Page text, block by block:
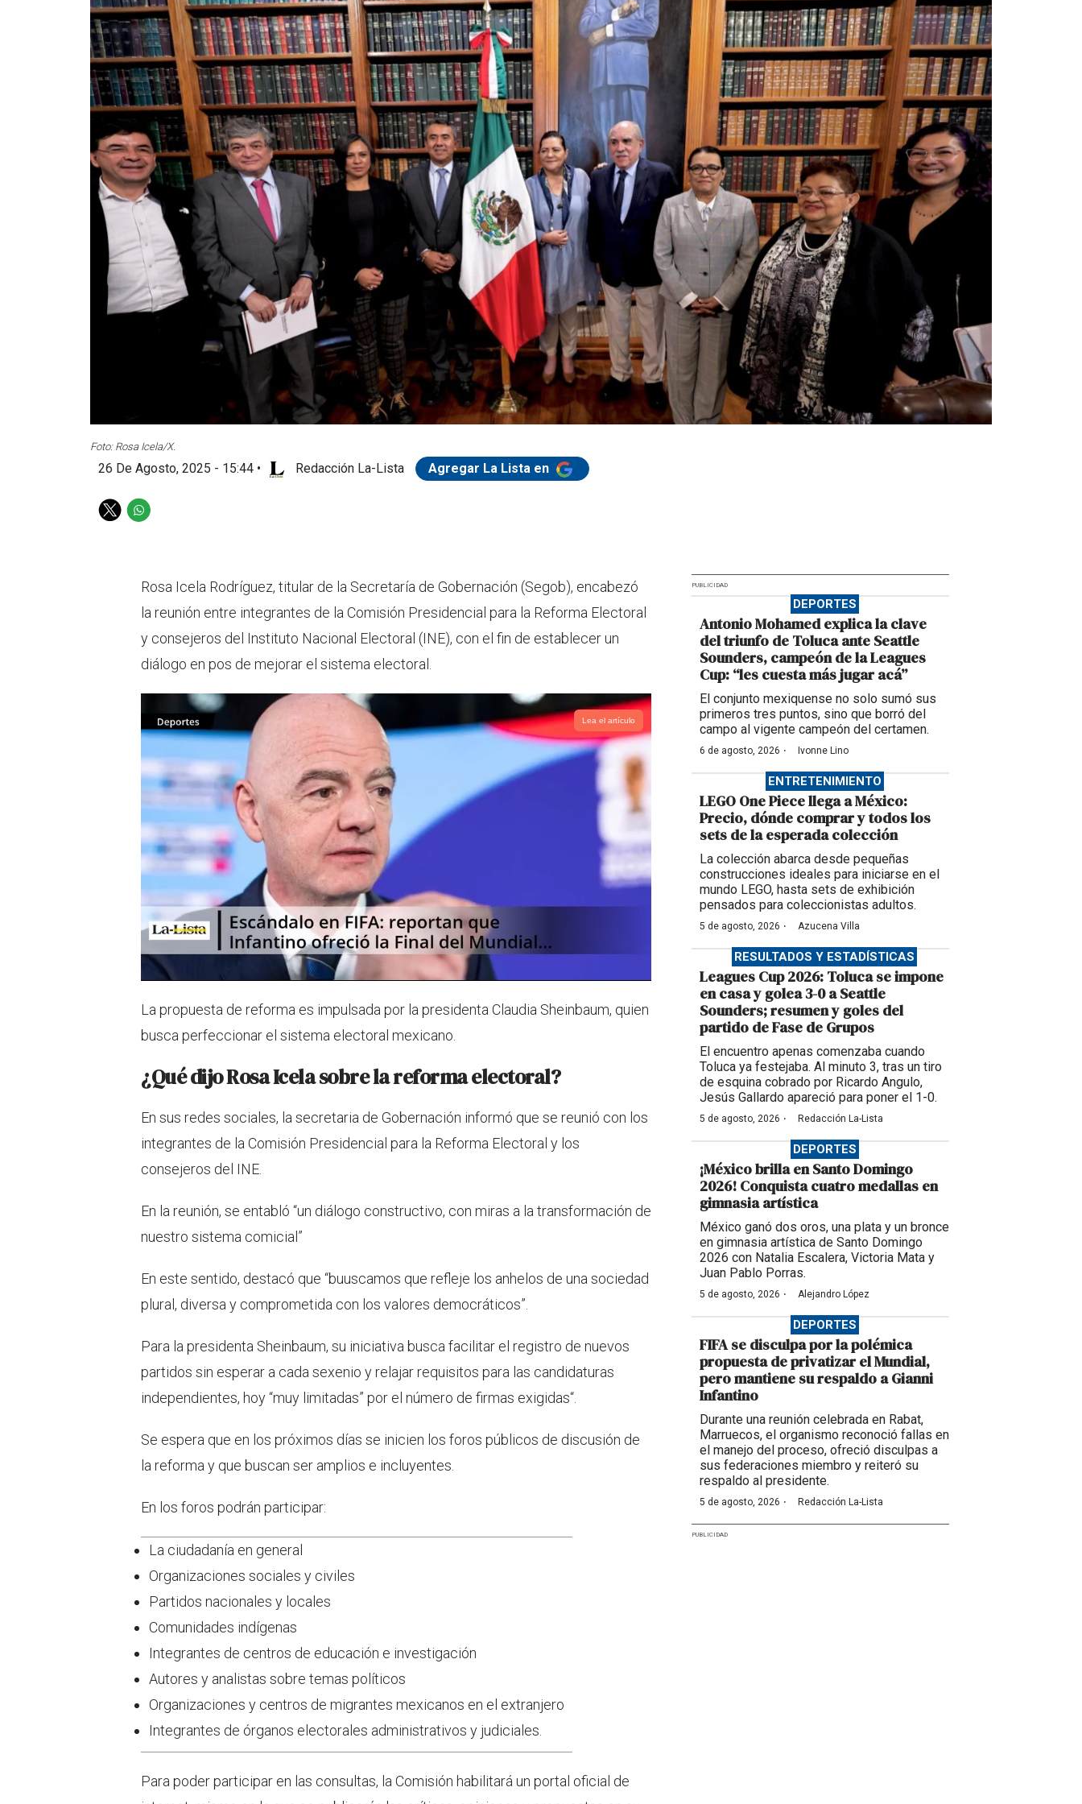
Foto: Rosa Icela/X.
26 De Agosto, 2025 - 15:44 • Redacción La-Lista Agregar La Lista en
T
W
s
p
p
Rosa Icela Rodríguez, titular de la Secretaría de Gobernación (Segob), encabezó
la reunión entre integrantes de la Comisión Presidencial para la Reforma Electoral
y consejeros del Instituto Nacional Electoral (INE), con el fin de establecer un
diálogo en pos de mejorar el sistema electoral.
Lea el artículo
La propuesta de reforma es impulsada por la presidenta Claudia Sheinbaum, quien
busca perfeccionar el sistema electoral mexicano.
¿Qué dijo Rosa Icela sobre la reforma electoral?
En sus redes sociales, la secretaria de Gobernación informó que se reunió con los
integrantes de la Comisión Presidencial para la Reforma Electoral y los
consejeros del INE.
En la reunión, se entabló “un diálogo constructivo, con miras a la transformación de
nuestro sistema comicial”
En este sentido, destacó que “buuscamos que refleje los anhelos de una sociedad
plural, diversa y comprometida con los valores democráticos”.
Para la presidenta Sheinbaum, su iniciativa busca facilitar el registro de nuevos
partidos sin esperar a cada sexenio y relajar requisitos para las candidaturas
independientes, hoy “muy limitadas” por el número de firmas exigidas“.
Se espera que en los próximos días se inicien los foros públicos de discusión de
la reforma y que buscan ser amplios e incluyentes.
En los foros podrán participar:
La ciudadanía en general
Organizaciones sociales y civiles
Partidos nacionales y locales
Comunidades indígenas
Integrantes de centros de educación e investigación
Autores y analistas sobre temas políticos
Organizaciones y centros de migrantes mexicanos en el extranjero
Integrantes de órganos electorales administrativos y judiciales.
Para poder participar en las consultas, la Comisión habilitará un portal oficial de
PUBLICIDAD
DEPORTES
Antonio Mohamed explica la clave
del triunfo de Toluca ante Seattle
Sounders, campeón de la Leagues
Cup: “les cuesta más jugar acá”
El conjunto mexiquense no solo sumó sus
primeros tres puntos, sino que borró del
campo al vigente campeón del certamen.
6 de agosto, 2026 · Ivonne Lino
ENTRETENIMIENTO
LEGO One Piece llega a México:
Precio, dónde comprar y todos los
sets de la esperada colección
La colección abarca desde pequeñas
construcciones ideales para iniciarse en el
mundo LEGO, hasta sets de exhibición
pensados para coleccionistas adultos.
5 de agosto, 2026 · Azucena Villa
RESULTADOS Y ESTADÍSTICAS
Leagues Cup 2026: Toluca se impone
en casa y golea 3-0 a Seattle
Sounders; resumen y goles del
partido de Fase de Grupos
El encuentro apenas comenzaba cuando
Toluca ya festejaba. Al minuto 3, tras un tiro
de esquina cobrado por Ricardo Angulo,
Jesús Gallardo apareció para poner el 1-0.
5 de agosto, 2026 · Redacción La-Lista
DEPORTES
¡México brilla en Santo Domingo
2026! Conquista cuatro medallas en
gimnasia artística
México ganó dos oros, una plata y un bronce
en gimnasia artística de Santo Domingo
2026 con Natalia Escalera, Victoria Mata y
Juan Pablo Porras.
5 de agosto, 2026 · Alejandro López
DEPORTES
FIFA se disculpa por la polémica
propuesta de privatizar el Mundial,
pero mantiene su respaldo a Gianni
Infantino
Durante una reunión celebrada en Rabat,
Marruecos, el organismo reconoció fallas en
el manejo del proceso, ofreció disculpas a
sus federaciones miembro y reiteró su
respaldo al presidente.
5 de agosto, 2026 · Redacción La-Lista
PUBLICIDAD